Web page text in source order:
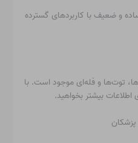
و ضعیف با کاربردهای گسترده
توت‌ها و فله‌ای موجود است. با
اطلاعات بیشتر بخواهید.